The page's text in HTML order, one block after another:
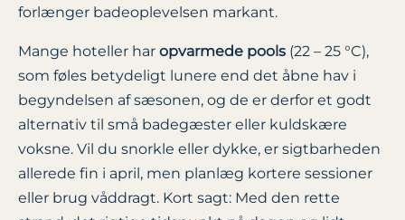
forlænger badeoplevelsen markant.
Mange hoteller har opvarmede pools (22 – 25 °C),
som føles betydeligt lunere end det åbne hav i
begyndelsen af sæsonen, og de er derfor et godt
alternativ til små badegæster eller kuldskære
voksne. Vil du snorkle eller dykke, er sigtbarheden
allerede fin i april, men planlæg kortere sessioner
eller brug våddragt. Kort sagt: Med den rette